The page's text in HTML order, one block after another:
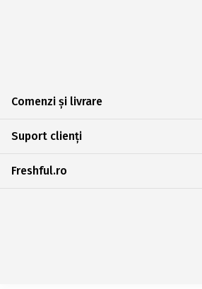
Comenzi și livrare
Suport clienți
Freshful.ro